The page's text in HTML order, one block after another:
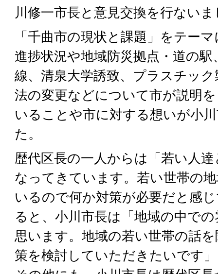
川修一市長と意見交換を行ない
「千曲市の現状と課題」をテー
進捗状況や地域防災拠点・道の
線、清泉大学誘致、プラスチッ
法の変更などについて市が説明
いることや市に対する想いが小
た。
歴代区長の一人からは「若い人
なってきています。若い世帯の
いるので何か対策が必要だと感
ると、小川市長は「地域の中で
思います。地域の若い世帯の話
策を検討していただきたいです